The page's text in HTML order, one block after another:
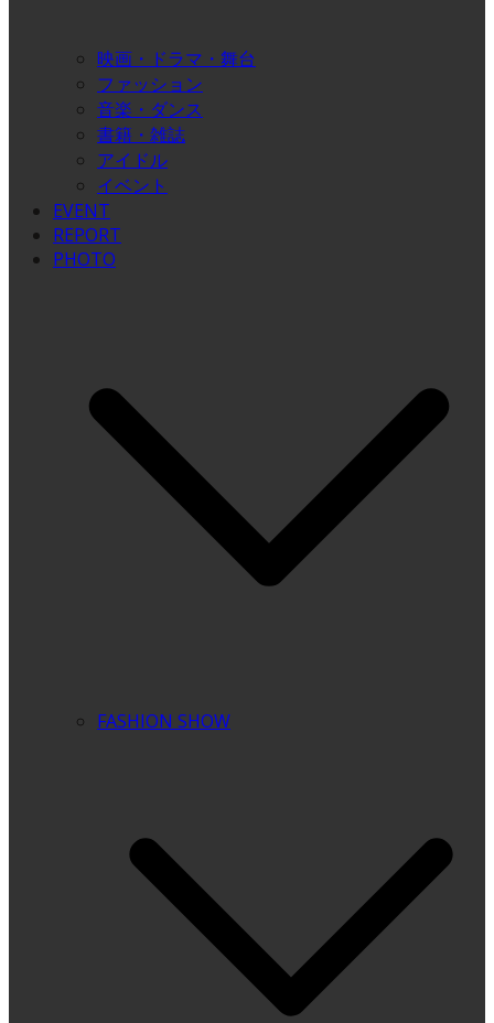
映画・ドラマ・舞台
ファッション
音楽・ダンス
書籍・雑誌
アイドル
イベント
EVENT
REPORT
PHOTO
FASHION SHOW